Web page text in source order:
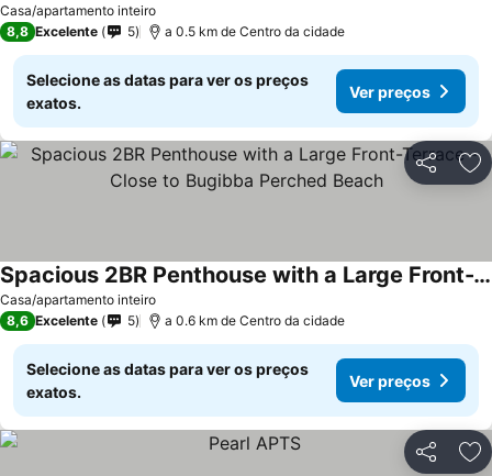
Casa/apartamento inteiro
8,8 Excelente 5 a 0.5 km de Centro da cidade
Selecione as datas para ver os preços
exatos.
Ver preços
Partilhar
Casa/apartamento inteiro
Spacious 2BR Penthouse with a Large Front-Terrace - Close to Bugibba Perched Beach
8,6 Excelente 5 a 0.6 km de Centro da cidade
Selecione as datas para ver os preços
exatos.
Ver preços
Partilhar